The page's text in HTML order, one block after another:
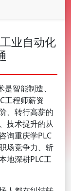
业自动化
智能制造、
工程师薪资
、转行高薪的
技术提升的从
询重庆学PLC
场竞争力、斩
地深耕PLC工